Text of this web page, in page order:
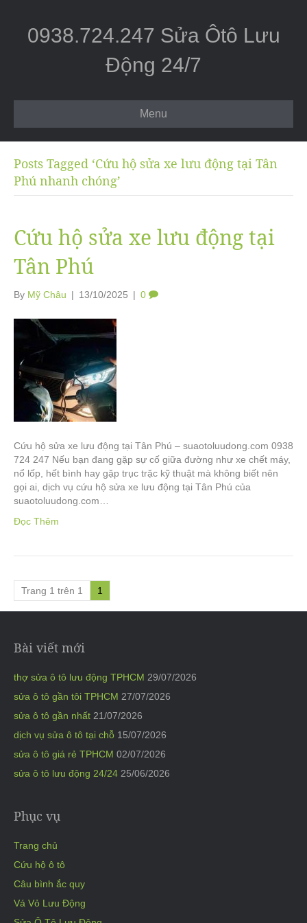
0938.724.247 Sửa Ôtô Lưu
Động 24/7
Menu
Posts Tagged ‘Cứu hộ sửa xe lưu động tại Tân
Phú nhanh chóng’
Cứu hộ sửa xe lưu động tại
Tân Phú
By Mỹ Châu | 13/10/2025 | 0
Cứu hộ sửa xe lưu động tại Tân Phú – suaotoluudong.com 0938
724 247 Nếu bạn đang gặp sự cố giữa đường như xe chết máy,
nổ lốp, hết bình hay gặp trục trặc kỹ thuật mà không biết nên
gọi ai, dịch vụ cứu hộ sửa xe lưu động tại Tân Phú của
suaotoluudong.com…
Đọc Thêm
Trang 1 trên 1 1
Bài viết mới
thợ sửa ô tô lưu động TPHCM 29/07/2026
sửa ô tô gần tôi TPHCM 27/07/2026
sửa ô tô gần nhất 21/07/2026
dịch vụ sửa ô tô tại chỗ 15/07/2026
sửa ô tô giá rẻ TPHCM 02/07/2026
sửa ô tô lưu động 24/24 25/06/2026
Phục vụ
Trang chủ
Cứu hộ ô tô
Câu bình ắc quy
Vá Vỏ Lưu Động